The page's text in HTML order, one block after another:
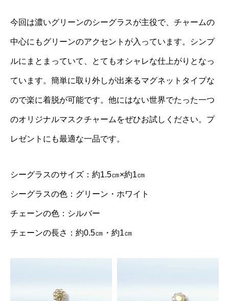
今回は濃いグリーンのシーグラスが主役で、チャームの
中心にもグリーンのアクセントが入っています。シンプ
ルにまとまっていて、とてもオシャレな仕上がりとなっ
ています。簡単に取り外しが出来るマグネットタイプな
ので楽に着脱が可能です。他にはない世界でたった一つ
のオリジナルマスクチャームをぜひお試しください。プ
レゼントにも最適な一品です。
シーグラスのサイズ：約1.5㎝×約1㎝
シーグラスの色：グリーン・ホワイト
チェーンの色：シルバー
チェーンの長さ：約0.5㎝・約1㎝